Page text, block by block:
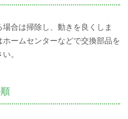
合は掃除し、動きを良くしま
ームセンターなどで交換部品を
。